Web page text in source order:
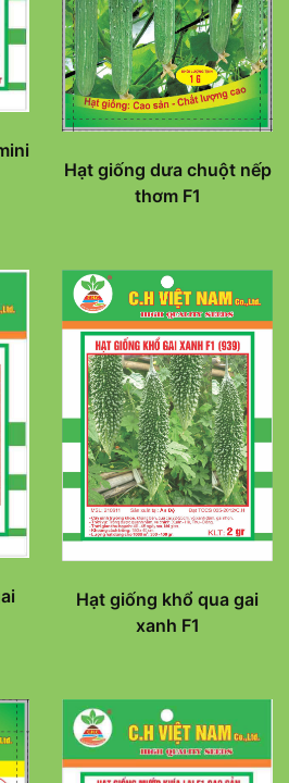
Hạt giống dưa chuột nếp
thơm F1
Hạt giống khổ qua gai
xanh F1